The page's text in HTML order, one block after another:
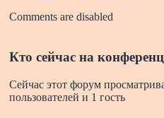
Comments are disabled
Кто сейчас на
Сейчас этот форум
пользователей и 1 гость